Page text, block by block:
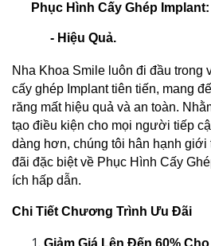
Phục Hình Cấy Ghép
- Hiệu Quả.
Nha Khoa Smile luôn đi đầu trong
cấy ghép Implant tiên tiến, mang
răng mất hiệu quả và an toàn.
tạo điều kiện cho mọi người tiếp
dàng hơn, chúng tôi hân hạnh
đãi đặc biệt về Phục Hình Cấy
ích hấp dẫn.
Chi Tiết Chương Trình Ưu Đãi
Giảm Giá Lên Đến 60%